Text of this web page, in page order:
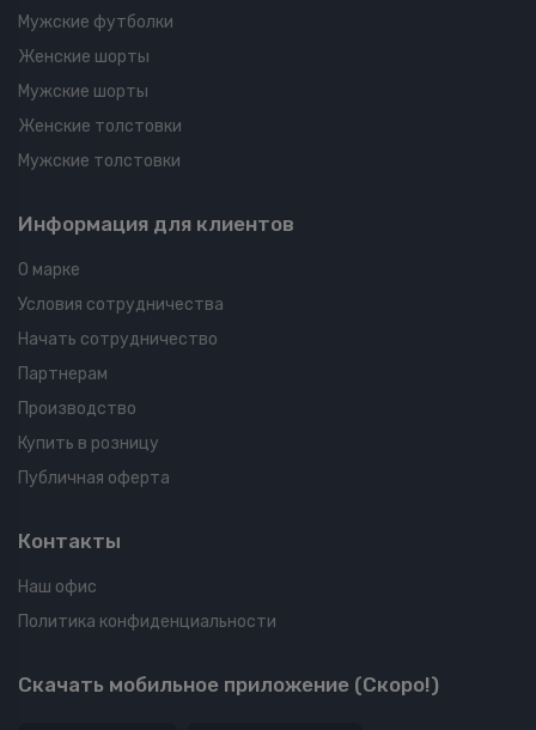
Мужские футболки
Женские шорты
Мужские шорты
Женские толстовки
Мужские толстовки
Информация для клиентов
О марке
Условия сотрудничества
Начать сотрудничество
Партнерам
Производство
Купить в розницу
Публичная оферта
Контакты
Наш офис
Политика конфиденциальности
Скачать мобильное приложение (Скоро!)